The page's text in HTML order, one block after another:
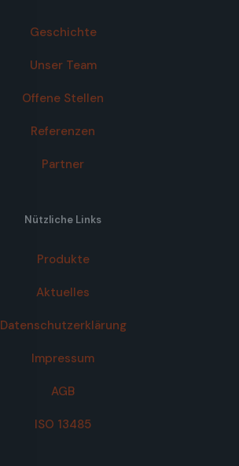
Geschichte
Unser Team
Offene Stellen
Referenzen
Partner
Nützliche Links
Produkte
Aktuelles
Datenschutzerklärung
Impressum
AGB
ISO 13485